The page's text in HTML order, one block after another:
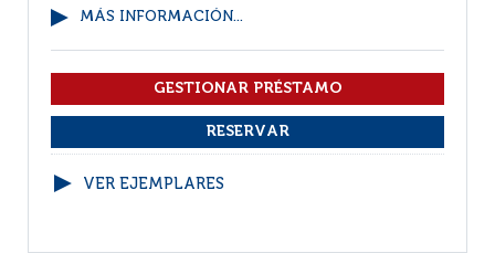
MÁS INFORMACIÓN...
VER EJEMPLARES